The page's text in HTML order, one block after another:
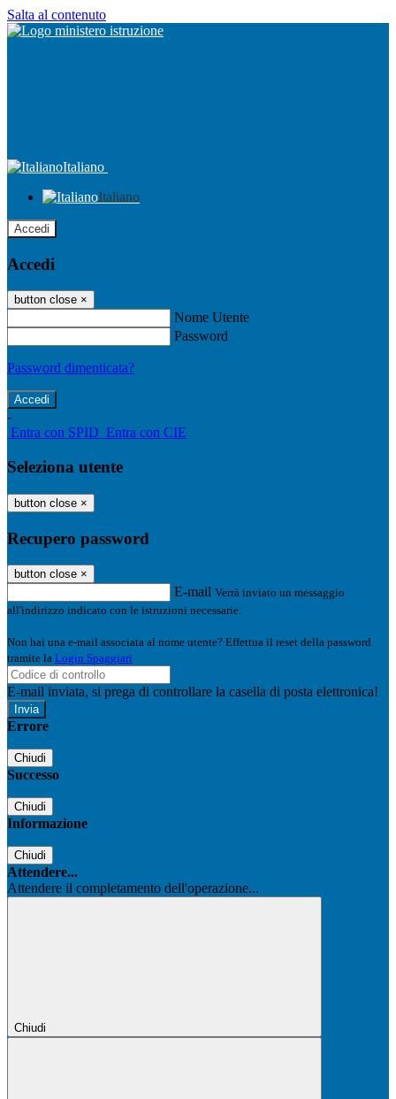
Salta al contenuto
Italiano
Italiano
Accedi
Accedi
button close ×
Nome Utente
Password
Password dimenticata?
-
Entra con SPID Entra con CIE
Seleziona utente
button close ×
Recupero password
button close ×
E-mail Verrà inviato un messaggio
all'indirizzo indicato con le istruzioni necessarie.
Non hai una e-mail associata al nome utente? Effettua il reset della password
tramite la Login Spaggiari
E-mail inviata, si prega di controllare la casella di posta elettronica!
Errore
Chiudi
Successo
Chiudi
Informazione
Chiudi
Attendere...
Attendere il completamento dell'operazione...
Chiudi